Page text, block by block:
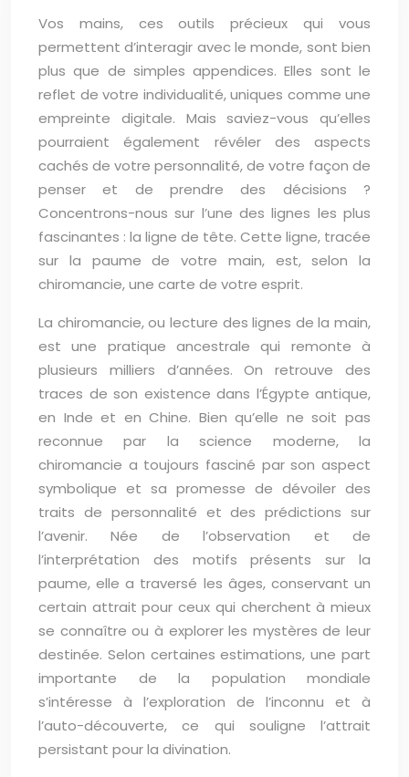
Vos mains, ces outils précieux qui vous
permettent d’interagir avec le monde, sont bien
plus que de simples appendices. Elles sont le
reflet de votre individualité, uniques comme une
empreinte digitale. Mais saviez-vous qu’elles
pourraient également révéler des aspects
cachés de votre personnalité, de votre façon de
penser et de prendre des décisions ?
Concentrons-nous sur l’une des lignes les plus
fascinantes : la ligne de tête. Cette ligne, tracée
sur la paume de votre main, est, selon la
chiromancie, une carte de votre esprit.
La chiromancie, ou lecture des lignes de la main,
est une pratique ancestrale qui remonte à
plusieurs milliers d’années. On retrouve des
traces de son existence dans l’Égypte antique,
en Inde et en Chine. Bien qu’elle ne soit pas
reconnue par la science moderne, la
chiromancie a toujours fasciné par son aspect
symbolique et sa promesse de dévoiler des
traits de personnalité et des prédictions sur
l’avenir. Née de l’observation et de
l’interprétation des motifs présents sur la
paume, elle a traversé les âges, conservant un
certain attrait pour ceux qui cherchent à mieux
se connaître ou à explorer les mystères de leur
destinée. Selon certaines estimations, une part
importante de la population mondiale
s’intéresse à l’exploration de l’inconnu et à
l’auto-découverte, ce qui souligne l’attrait
persistant pour la divination.